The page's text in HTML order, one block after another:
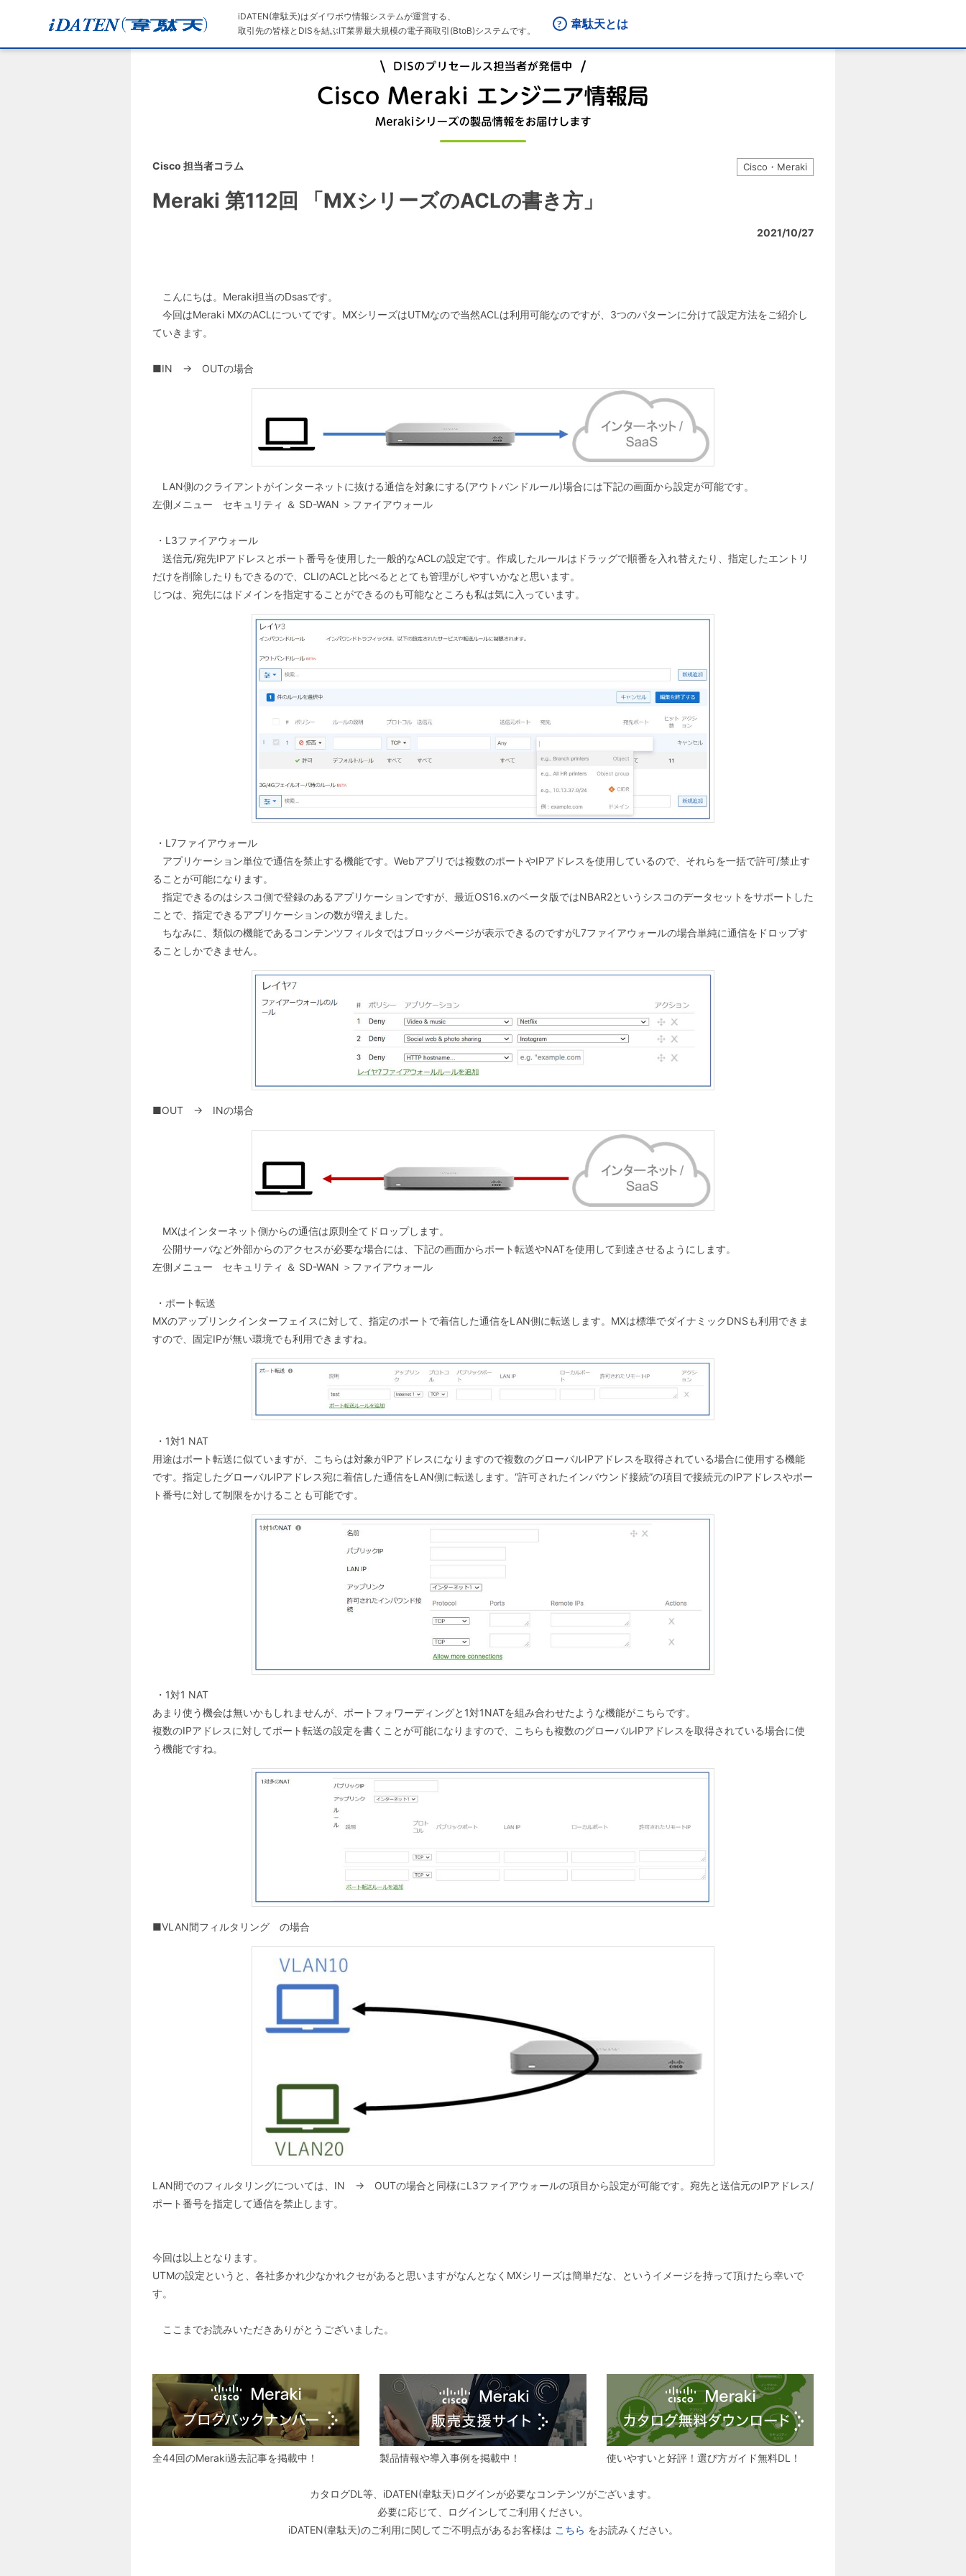
iDATEN(韋駄天)はダイワボウ情報システムが運営する、
取引先の皆様とDISを結ぶIT業界最大規模の電子商取引(BtoB)システムです。
韋駄天とは
Cisco 担当者コラム Cisco・Meraki
Meraki 第112回 「MXシリーズのACLの書き方」
2021/10/27
こんにちは。Meraki担当のDsasです。
今回はMeraki MXのACLについてです。MXシリーズはUTMなので当然ACLは利用可能なのですが、3つのパターンに分けて設定方法をご紹介し
ていきます。
■IN → OUTの場合
LAN側のクライアントがインターネットに抜ける通信を対象にする(アウトバンドルール)場合には下記の画面から設定が可能です。
左側メニュー セキュリティ ＆ SD-WAN ＞ファイアウォール
・L3ファイアウォール
送信元/宛先IPアドレスとポート番号を使用した一般的なACLの設定です。作成したルールはドラッグで順番を入れ替えたり、指定したエントリ
だけを削除したりもできるので、CLIのACLと比べるととても管理がしやすいかなと思います。
じつは、宛先にはドメインを指定することができるのも可能なところも私は気に入っています。
・L7ファイアウォール
アプリケーション単位で通信を禁止する機能です。Webアプリでは複数のポートやIPアドレスを使用しているので、それらを一括で許可/禁止す
ることが可能になります。
指定できるのはシスコ側で登録のあるアプリケーションですが、最近OS16.xのベータ版ではNBAR2というシスコのデータセットをサポートした
ことで、指定できるアプリケーションの数が増えました。
ちなみに、類似の機能であるコンテンツフィルタではブロックページが表示できるのですがL7ファイアウォールの場合単純に通信をドロップす
ることしかできません。
■OUT → INの場合
MXはインターネット側からの通信は原則全てドロップします。
公開サーバなど外部からのアクセスが必要な場合には、下記の画面からポート転送やNATを使用して到達させるようにします。
左側メニュー セキュリティ ＆ SD-WAN ＞ファイアウォール
・ポート転送
MXのアップリンクインターフェイスに対して、指定のポートで着信した通信をLAN側に転送します。MXは標準でダイナミックDNSも利用できま
すので、固定IPが無い環境でも利用できますね。
・1対1 NAT
用途はポート転送に似ていますが、こちらは対象がIPアドレスになりますので複数のグローバルIPアドレスを取得されている場合に使用する機能
です。指定したグローバルIPアドレス宛に着信した通信をLAN側に転送します。“許可されたインバウンド接続”の項目で接続元のIPアドレスやポー
ト番号に対して制限をかけることも可能です。
・1対1 NAT
あまり使う機会は無いかもしれませんが、ポートフォワーディングと1対1NATを組み合わせたような機能がこちらです。
複数のIPアドレスに対してポート転送の設定を書くことが可能になりますので、こちらも複数のグローバルIPアドレスを取得されている場合に使
う機能ですね。
■VLAN間フィルタリング の場合
LAN間でのフィルタリングについては、IN → OUTの場合と同様にL3ファイアウォールの項目から設定が可能です。宛先と送信元のIPアドレス/
ポート番号を指定して通信を禁止します。
今回は以上となります。
UTMの設定というと、各社多かれ少なかれクセがあると思いますがなんとなくMXシリーズは簡単だな、というイメージを持って頂けたら幸いで
す。
ここまでお読みいただきありがとうございました。
全44回のMeraki過去記事を掲載中！ 製品情報や導入事例を掲載中！ 使いやすいと好評！選び方ガイド無料DL！
カタログDL等、iDATEN(韋駄天)ログインが必要なコンテンツがございます。
必要に応じて、ログインしてご利用ください。
iDATEN(韋駄天)のご利用に関してご不明点があるお客様は こちら をお読みください。